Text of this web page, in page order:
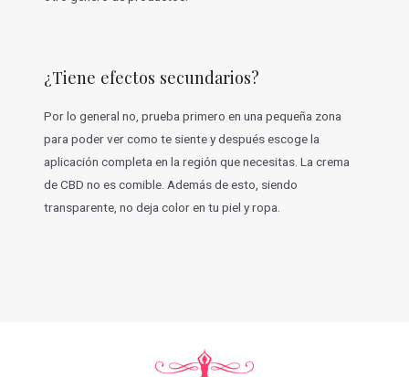
¿Tiene efectos secundarios?
Por lo general no, prueba primero en una pequeña zona
para poder ver como te siente y después escoge la
aplicación completa en la región que necesitas. La crema
de CBD no es comible. Además de esto, siendo
transparente, no deja color en tu piel y ropa.